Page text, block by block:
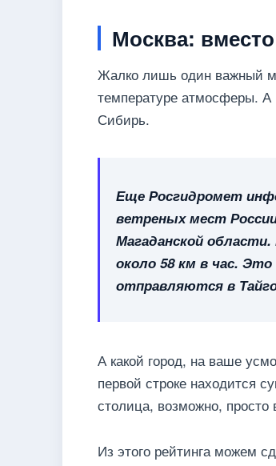
Москва:
Жалко лишь один важный
температуре атмосферы.
Сибирь.
Еще Росгидромет
ветреных мест
Магаданской
около 58 км в час.
отправляются в
А какой город, на ваше
первой строке находится
столица, возможно,
Из этого рейтинга можем